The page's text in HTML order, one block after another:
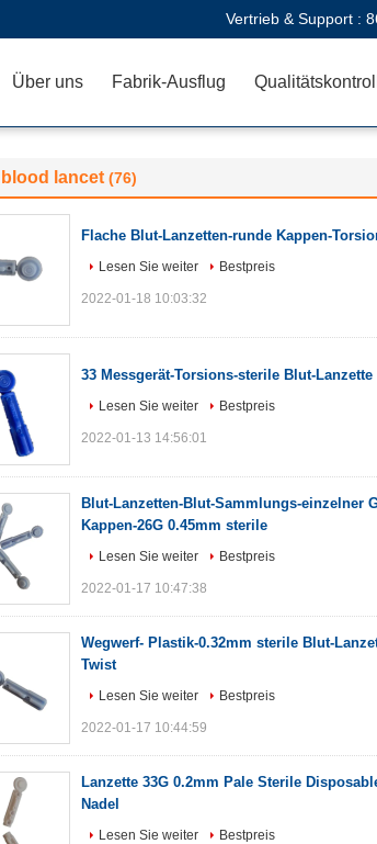
Vertrieb & Support :
Über uns Fabrik-Ausflug
lancet (76)
Flache Blut-Lanzetten-runde Kappen-
Lesen Sie weiter Bestpreis
2022-01-18 10:03:32
33 Messgerät-Torsions-sterile Blut-Lanzette
Lesen Sie weiter Bestpreis
2022-01-13 14:56:01
Blut-Lanzetten-Blut-Sammlungs-einzelner
Kappen-26G 0.45mm sterile
Lesen Sie weiter Bestpreis
2022-01-17 10:47:38
Wegwerf- Plastik-0.32mm sterile Blut-
Twist
Lesen Sie weiter Bestpreis
2022-01-17 10:44:59
Lanzette 33G 0.2mm Pale Sterile
Nadel
Lesen Sie weiter Bestpreis